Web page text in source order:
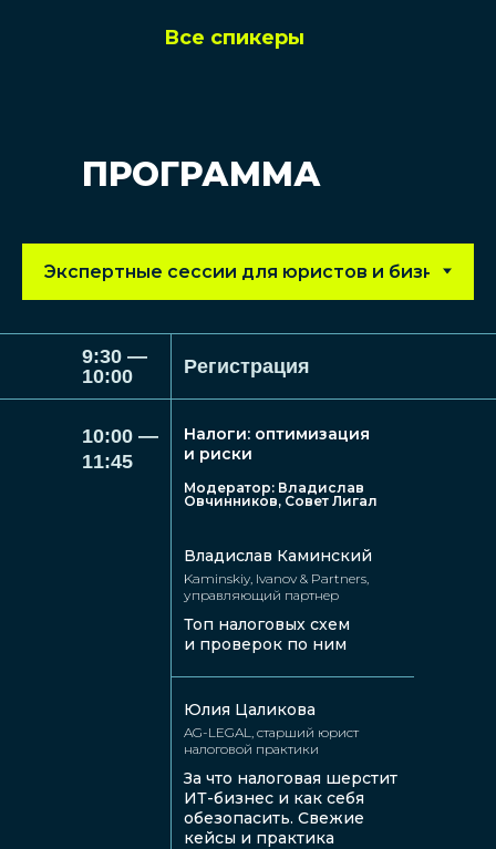
Все спикеры
Радмила
Радзивил
управляющий
партнер и основатель
Алтын
Нугманова
лидер юридической
Ирина
Задесенец
Учет-Сервис,
ПРОГРАММА
Регистрация
9:30 —
10:00
Налоги: оптимизация
и риски
Модератор: Владислав
Овчинников, Совет Лигал
10:00 —
11:45
Kaminskiy, Ivanov & Partners,
управляющий партнер
Владислав Каминский
AG-LEGAL, старший юрист
налоговой практики
Юлия Цаликова
За что налоговая шерстит
ИТ-бизнес и как себя
обезопасить. Свежие
кейсы и практика
Топ налоговых схем
и проверок по ним